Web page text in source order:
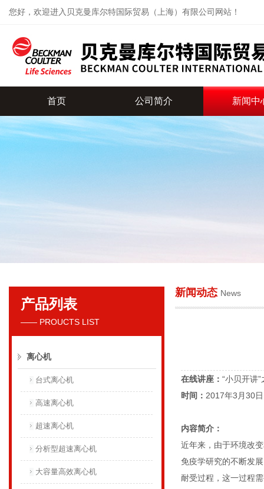
您好，欢迎进入贝克曼库尔特国际贸易（上海）有限公司网站！
贝克曼库尔特国际贸易（上海）有限公司
首页 公司简介 新闻中
产品列表
—— PROUCTS LIST
离心机
台式离心机
高速离心机
超速离心机
分析型超速离心机
大容量高效离心机
新闻动态 News
在线讲座： “小贝开讲
时间： 2017年3月30
内容简介：
近年来，由于环境改
免疫学研究的不断发
耐受过程，这一过程